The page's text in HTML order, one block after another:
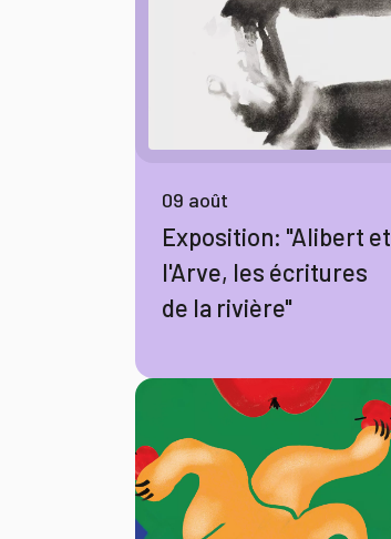
09 août
Exposition: "Alibert et
l'Arve, les écritures
de la rivière"